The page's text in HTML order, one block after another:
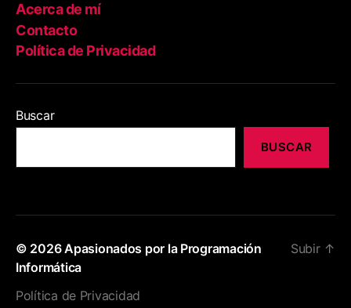
Acerca de mí
Contacto
Política de Privacidad
Buscar
BUSCAR
© 2026Apasionados por la Programación
Informática
Política de Privacidad
Subir ↑